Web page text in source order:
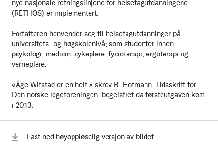
nye nasjonale retningslinjene for helsefagutdanningene
(RETHOS) er implementert.
Forfatteren henvender seg til helsefagutdanninger på
universitets- og høgskolenivå; som studenter innen
psykologi, medisin, sykepleie, fysioterapi, ergoterapi og
vernepleie.
«Åge Wifstad er en helt.» skrev B. Hofmann, Tidsskrift for
Den norske legeforeningen, begeistret da førsteutgaven kom
i 2013.
Last ned høyoppløselig versjon av bildet
Bla